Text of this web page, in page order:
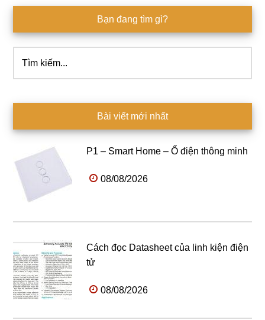
Bạn đang tìm gì?
kiếm...
Bài viết mới nhất
P1 – Smart Home – Ổ điện thông minh
08/08/2026
Cách đọc Datasheet của linh kiện điện
tử
08/08/2026